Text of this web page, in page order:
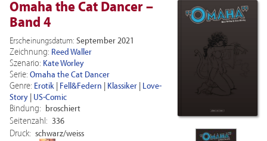
Omaha the Cat Dancer –
Band 4
Erscheinungsdatum: September 2021
Zeichnung: Reed Waller
Szenario: Kate Worley
Serie: Omaha the Cat Dancer
Genre: Erotik Fell&Federn Klassiker
Love-
Story
US-Comic
Bindung: broschiert
Seitenzahl: 336
Druck: schwarz/weiss